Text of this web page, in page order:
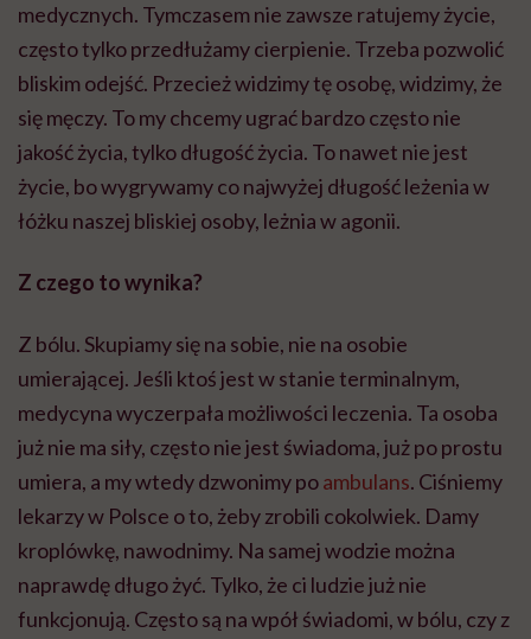
medycznych. Tymczasem nie zawsze ratujemy życie,
często tylko przedłużamy cierpienie. Trzeba pozwolić
bliskim odejść. Przecież widzimy tę osobę, widzimy, że
się męczy. To my chcemy ugrać bardzo często nie
jakość życia, tylko długość życia. To nawet nie jest
życie, bo wygrywamy co najwyżej długość leżenia w
łóżku naszej bliskiej osoby, leżnia w agonii.
Z czego to wynika?
Z bólu. Skupiamy się na sobie, nie na osobie
umierającej. Jeśli ktoś jest w stanie terminalnym,
medycyna wyczerpała możliwości leczenia. Ta osoba
już nie ma siły, często nie jest świadoma, już po prostu
umiera, a my wtedy dzwonimy poambulans. Ciśniemy
lekarzy w Polsce o to, żeby zrobili cokolwiek. Damy
kroplówkę, nawodnimy. Na samej wodzie można
naprawdę długo żyć. Tylko, że ci ludzie już nie
funkcjonują. Często są na wpół świadomi, w bólu, czy z